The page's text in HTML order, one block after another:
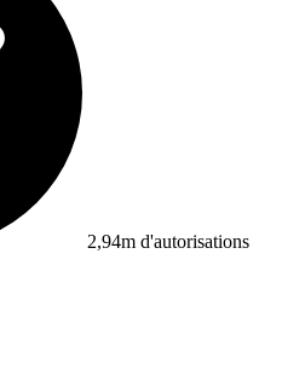
2,94m d'autorisations